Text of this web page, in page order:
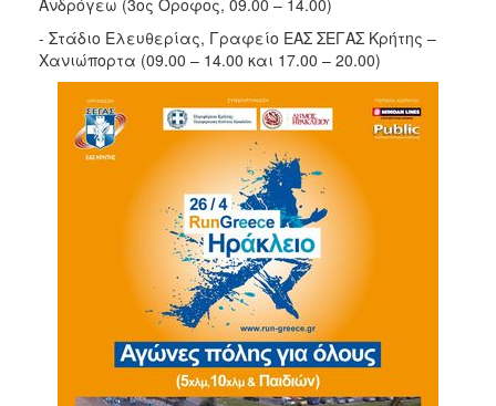
- Στάδιο Ελευθερίας, Γραφείο ΕΑΣ ΣΕΓΑΣ Κρήτης –
Χανιώπορτα (09.00 – 14.00 και 17.00 – 20.00)